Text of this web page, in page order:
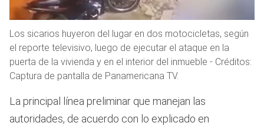
Los sicarios huyeron del lugar en dos motocicletas, según
el reporte televisivo, luego de ejecutar el ataque en la
puerta de la vivienda y en el interior del inmueble - Créditos:
Captura de pantalla de Panamericana TV.
La principal línea preliminar que manejan las
autoridades, de acuerdo con lo explicado en